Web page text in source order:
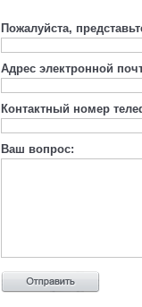
Пожалуйста,
Адрес электронной
Контактный номер
Ваш вопрос: